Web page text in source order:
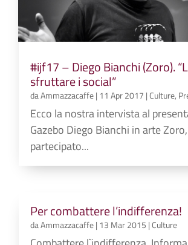
#ijf17 – Diego Bianchi (Zoro).
sfruttare i social”
daAmmazzacaffe| 11 Apr 2017 |Culture,
Ecco la nostra intervista al
Gazebo Diego Bianchi in arte
partecipato...
Per combattere l’indifferenza!
daAmmazzacaffe| 13 Mar 2015 |Culture